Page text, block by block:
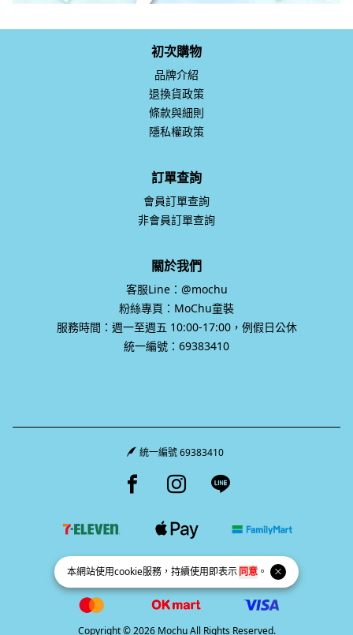
本網站使用cookie服務，持續使用即表示同意 。
初次購物
品牌介紹
退換貨政策
條款與細則
隱私權政策
訂單查詢
會員訂單查詢
非會員訂單查詢
關於我們
客服Line：@mochu
粉絲專頁：MoChu童裝
服務時間：週一至週五 10:00-17:00，例假日公休
統一編號：69383410
統一編號 69383410
Facebook page
Instagram page
Line page
Copyright © 2026 Mochu All Rights Reserved.